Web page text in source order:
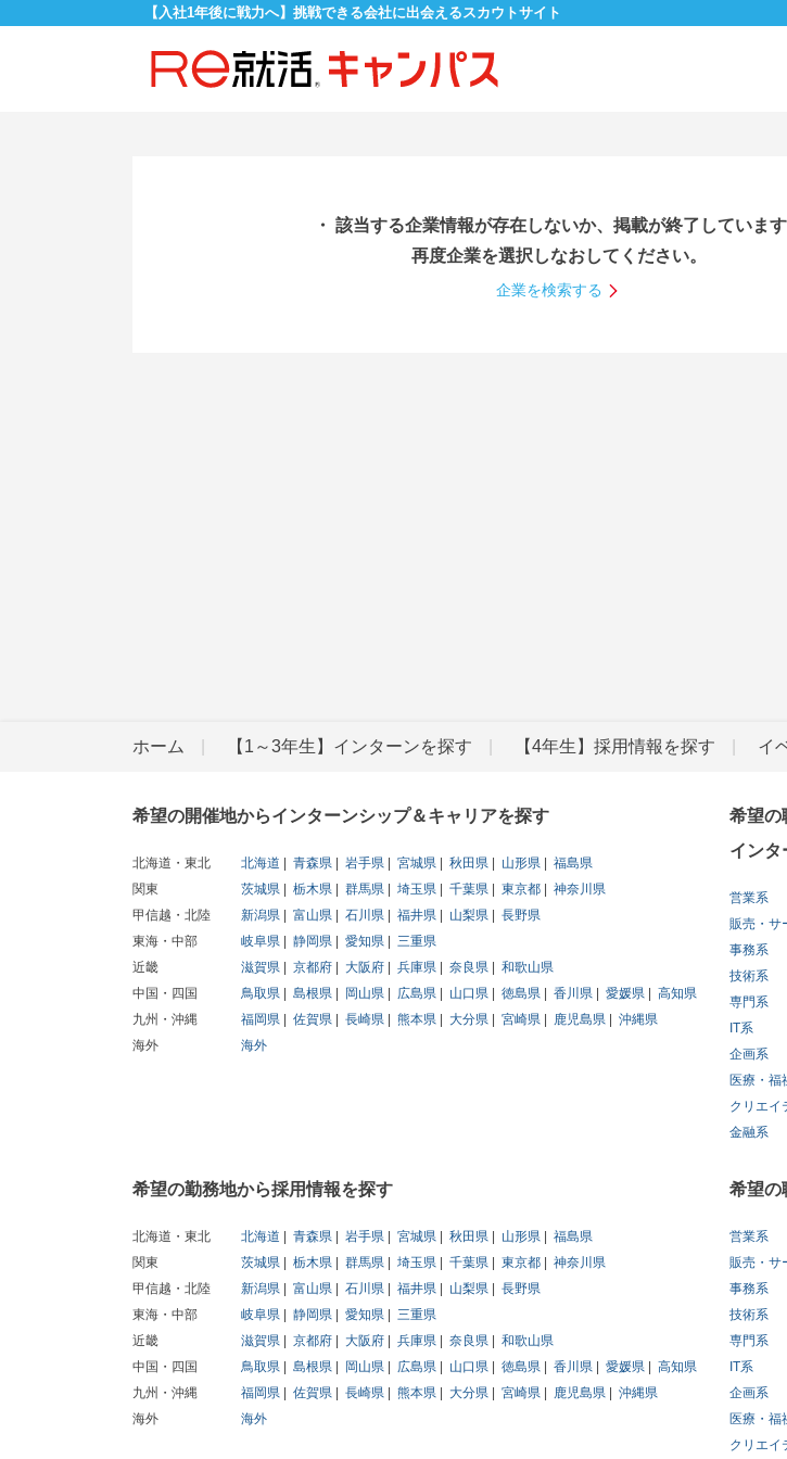
【入社1年後に戦力へ】挑戦できる会社に出会えるスカウトサイト
・ 該当する企業情報が存在しないか、掲載が終了しています
再度企業を選択しなおしてください。
企業を検索する
ホーム 【1～3年生】インターンを探す 【4年生】採用情報を探す イ
希望の開催地からインターンシップ＆キャリアを探す
北海道・東北 北海道 青森県 岩手県 宮城県 秋田県 山形県
福島県
関東
茨城県 栃木県 群馬県 埼玉県 千葉県 東京都
神奈川県
甲信越・北陸
新潟県 富山県 石川県 福井県 山梨県
長野県
東海・中部
岐阜県 静岡県 愛知県
三重県
近畿
滋賀県 京都府 大阪府 兵庫県 奈良県
和歌山県
中国・四国
鳥取県 島根県 岡山県 広島県 山口県 徳島県 香川県 愛媛県
高知県
九州・沖縄
福岡県 佐賀県 長崎県 熊本県 大分県 宮崎県 鹿児島県
沖縄県
海外
海外
希望の
インタ
営業系
販売・サ
事務系
技術系
専門系
IT系
企画系
医療・福
クリエイ
金融系
希望の勤務地から採用情報を探す
北海道・東北 北海道 青森県 岩手県 宮城県 秋田県 山形県
福島県
関東
茨城県 栃木県 群馬県 埼玉県 千葉県 東京都
神奈川県
甲信越・北陸
新潟県 富山県 石川県 福井県 山梨県
長野県
東海・中部
岐阜県 静岡県 愛知県
三重県
近畿
滋賀県 京都府 大阪府 兵庫県 奈良県
和歌山県
中国・四国
鳥取県 島根県 岡山県 広島県 山口県 徳島県 香川県 愛媛県
高知県
九州・沖縄
福岡県 佐賀県 長崎県 熊本県 大分県 宮崎県 鹿児島県
沖縄県
海外
海外
希望の
営業系
販売・サ
事務系
技術系
専門系
IT系
企画系
医療・福
クリエイ